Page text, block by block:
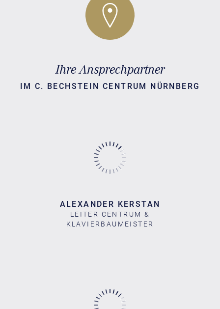
Ihre Ansprechpartner
IM C. BECHSTEIN CENTRUM NÜRNBERG
ALEXANDER KERSTAN
LEITER CENTRUM &
KLAVIERBAUMEISTER